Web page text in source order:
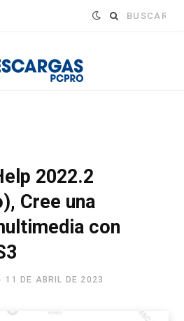
Buscar:
2022.2
Cree una
con
11 DE ABRIL DE 2023